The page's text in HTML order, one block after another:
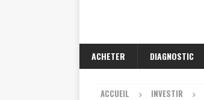
ACHETER DIAGNOSTIC
ACCUEIL INVESTIR